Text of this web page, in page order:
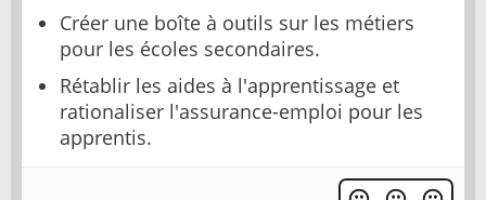
Créer une boîte à outils sur les métiers
pour les écoles secondaires.
Rétablir les aides à l'apprentissage et
rationaliser l'assurance-emploi pour les
apprentis.